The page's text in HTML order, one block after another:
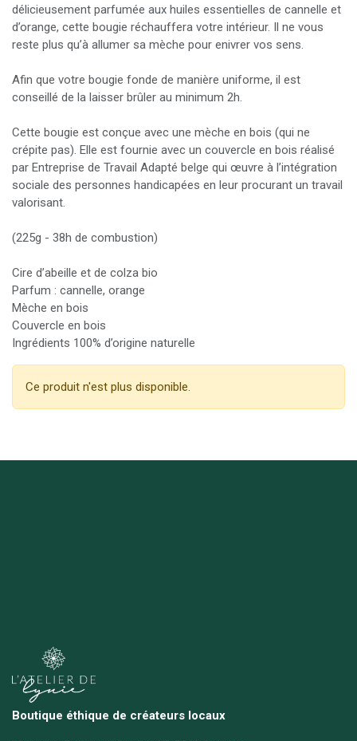
délicieusement parfumée aux huiles essentielles de cannelle et
d’orange, cette bougie réchauffera votre intérieur. Il ne vous
reste plus qu’à allumer sa mèche pour enivrer vos sens.
Afin que votre bougie fonde de manière uniforme, il est
conseillé de la laisser brûler au minimum 2h.
Cette bougie est conçue avec une mèche en bois (qui ne
crépite pas). Elle est fournie avec un couvercle en bois réalisé
par Entreprise de Travail Adapté belge qui œuvre à l’intégration
sociale des personnes handicapées en leur procurant un travail
valorisant.
(225g - 38h de combustion)
Cire d’abeille et de colza bio
Parfum : cannelle, orange
Mèche en bois
Couvercle en bois
Ingrédients 100% d’origine naturelle
Ce produit n'est plus disponible.
Boutique éthique de créateurs locaux